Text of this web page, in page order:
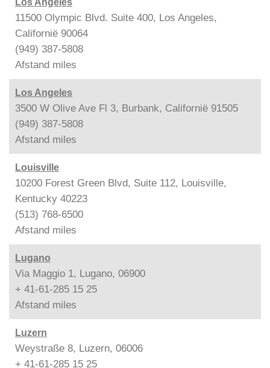
11500 Olympic Blvd. Suite 400, Los Angeles,
Californië 90064
(949) 387-5808
Afstand miles
Los Angeles
3500 W Olive Ave Fl 3, Burbank, Californië 91505
(949) 387-5808
Afstand miles
Louisville
10200 Forest Green Blvd, Suite 112, Louisville,
Kentucky 40223
(513) 768-6500
Afstand miles
Lugano
Via Maggio 1, Lugano, 06900
+ 41-61-285 15 25
Afstand miles
Luzern
Weystraße 8, Luzern, 06006
+ 41-61-285 15 25